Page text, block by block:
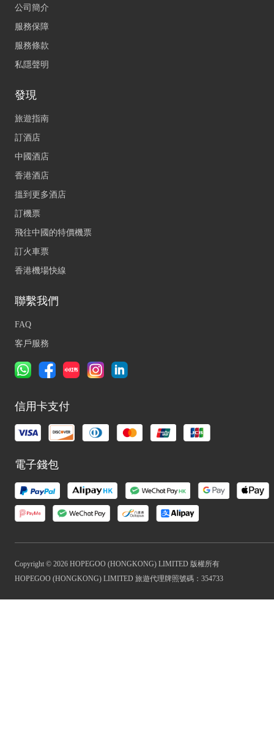
公司簡介
服務保障
服務條款
私隱聲明
發現
旅遊指南
訂酒店
中國酒店
香港酒店
搵到更多酒店
訂機票
飛往中國的特價機票
訂火車票
香港機場快線
聯繫我們
FAQ
客戶服務
信用卡支付
電子錢包
Copyright © 2026 HOPEGOO (HONGKONG) LIMITED 版權所有
HOPEGOO (HONGKONG) LIMITED 旅遊代理牌照號碼：354733